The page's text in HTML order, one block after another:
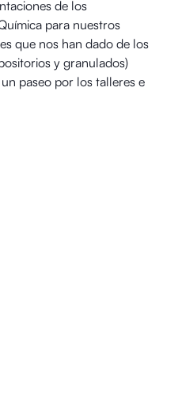
de los
para nuestros
que nos han dado de los
y granulados)
paseo por los talleres e